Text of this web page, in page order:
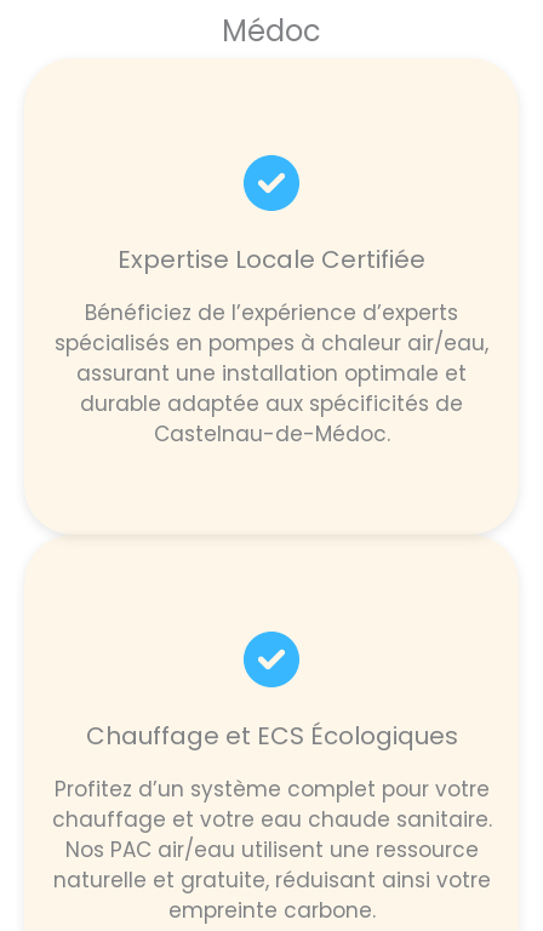
Médoc
Expertise Locale Certifiée
Bénéficiez de l’expérience d’experts
spécialisés en pompes à chaleur air/eau,
assurant une installation optimale et
durable adaptée aux spécificités de
Castelnau-de-Médoc.
Chauffage et ECS Écologiques
Profitez d’un système complet pour votre
chauffage et votre eau chaude sanitaire.
Nos PAC air/eau utilisent une ressource
naturelle et gratuite, réduisant ainsi votre
empreinte carbone.